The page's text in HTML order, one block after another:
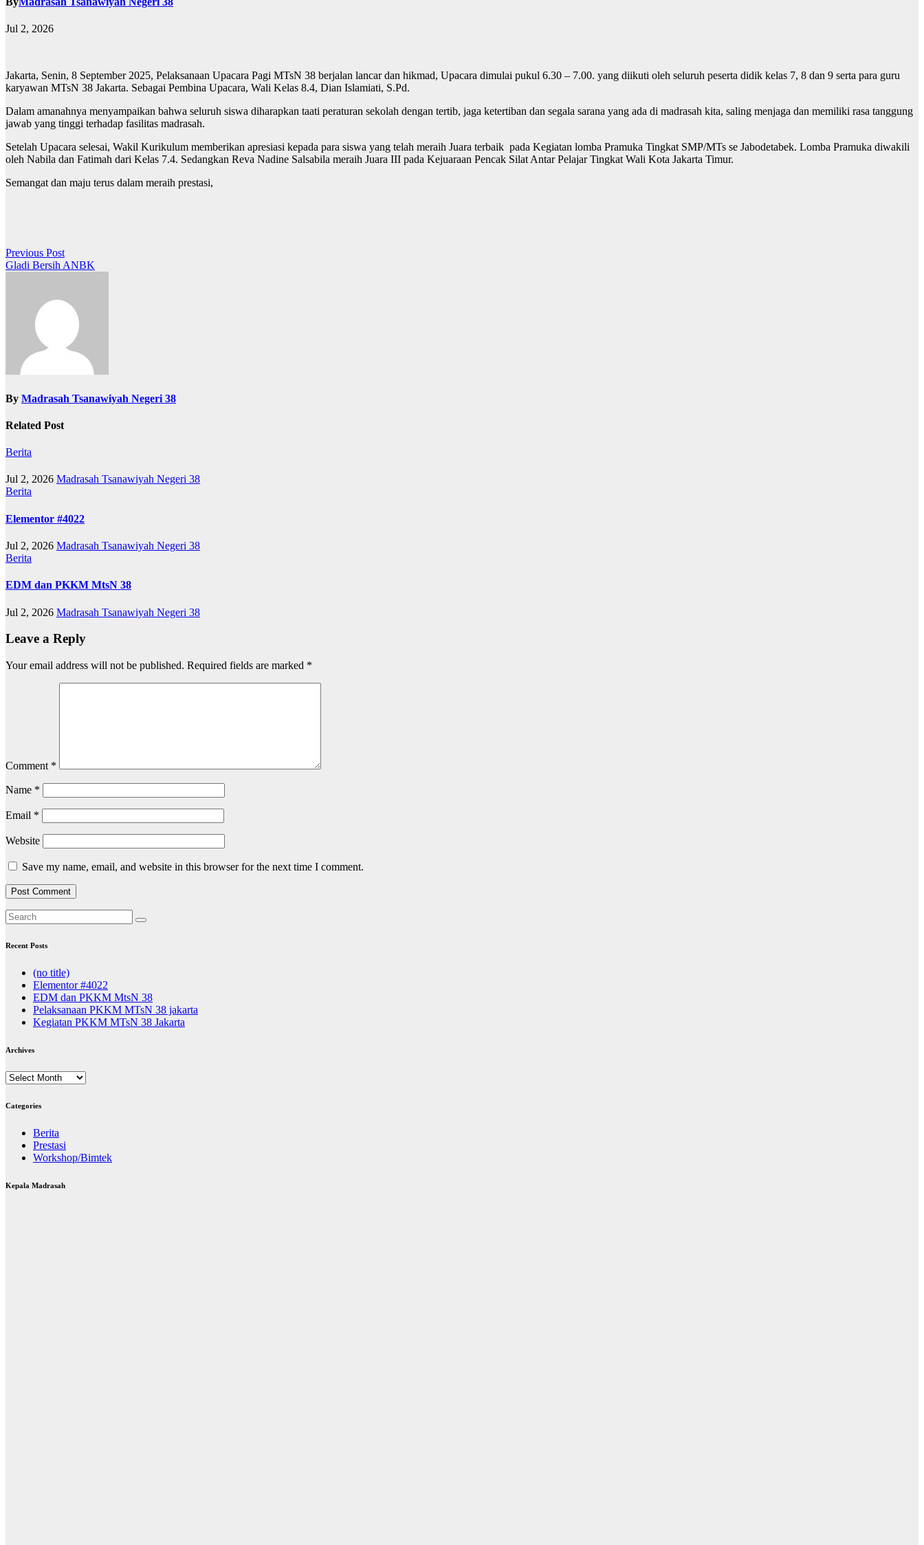
Jul 2, 2026
Jakarta, Senin, 8 September 2025, Pelaksanaan Upacara Pagi MTsN 38 berjalan lancar dan hikmad, Upacara dimulai pukul 6.30 – 7.00. yang diikuti oleh seluruh peserta didik kelas 7, 8 dan 9 serta para guru
karyawan MTsN 38 Jakarta. Sebagai Pembina Upacara, Wali Kelas 8.4, Dian Islamiati, S.Pd.
Dalam amanahnya menyampaikan bahwa seluruh siswa diharapkan taati peraturan sekolah dengan tertib, jaga ketertiban dan segala sarana yang ada di madrasah kita, saling menjaga dan memiliki rasa tanggung
jawab yang tinggi terhadap fasilitas madrasah.
Setelah Upacara selesai, Wakil Kurikulum memberikan apresiasi kepada para siswa yang telah meraih Juara terbaik pada Kegiatan lomba Pramuka Tingkat SMP/MTs se Jabodetabek. Lomba Pramuka diwakili
oleh Nabila dan Fatimah dari Kelas 7.4. Sedangkan Reva Nadine Salsabila meraih Juara III pada Kejuaraan Pencak Silat Antar Pelajar Tingkat Wali Kota Jakarta Timur.
Semangat dan maju terus dalam meraih prestasi,
Post
navigation
Previous Post
Gladi Bersih ANBK
By Madrasah Tsanawiyah Negeri 38
Related Post
Berita
Jul 2, 2026 Madrasah Tsanawiyah Negeri 38
Berita
Elementor #4022
Jul 2, 2026 Madrasah Tsanawiyah Negeri 38
Berita
EDM dan PKKM MtsN 38
Jul 2, 2026 Madrasah Tsanawiyah Negeri 38
Leave a Reply
Your email address will not be published. Required fields are marked *
Comment *
Name *
Email *
Website
Save my name, email, and website in this browser for the next time I comment.
Recent Posts
(no title)
Elementor #4022
EDM dan PKKM MtsN 38
Pelaksanaan PKKM MTsN 38 jakarta
Kegiatan PKKM MTsN 38 Jakarta
Archives
Archives
Categories
Berita
Prestasi
Workshop/Bimtek
Kepala Madrasah